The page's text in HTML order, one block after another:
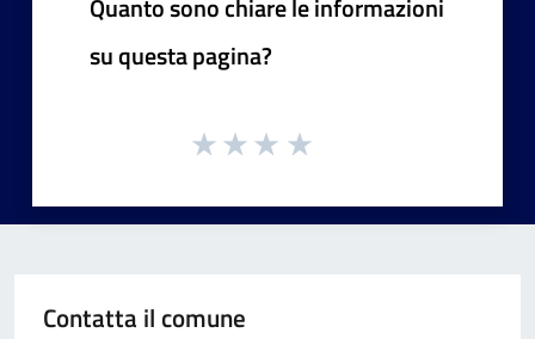
su questa pagina?
Contatta il comune